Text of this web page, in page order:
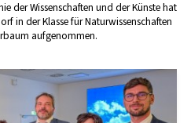
der Wissenschaften und der Künste hat
in der Klasse für Naturwissenschaften
aufgenommen.